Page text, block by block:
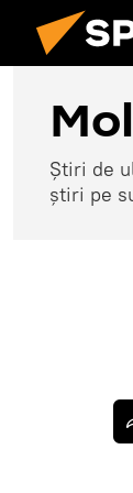
Știri de
știri pe